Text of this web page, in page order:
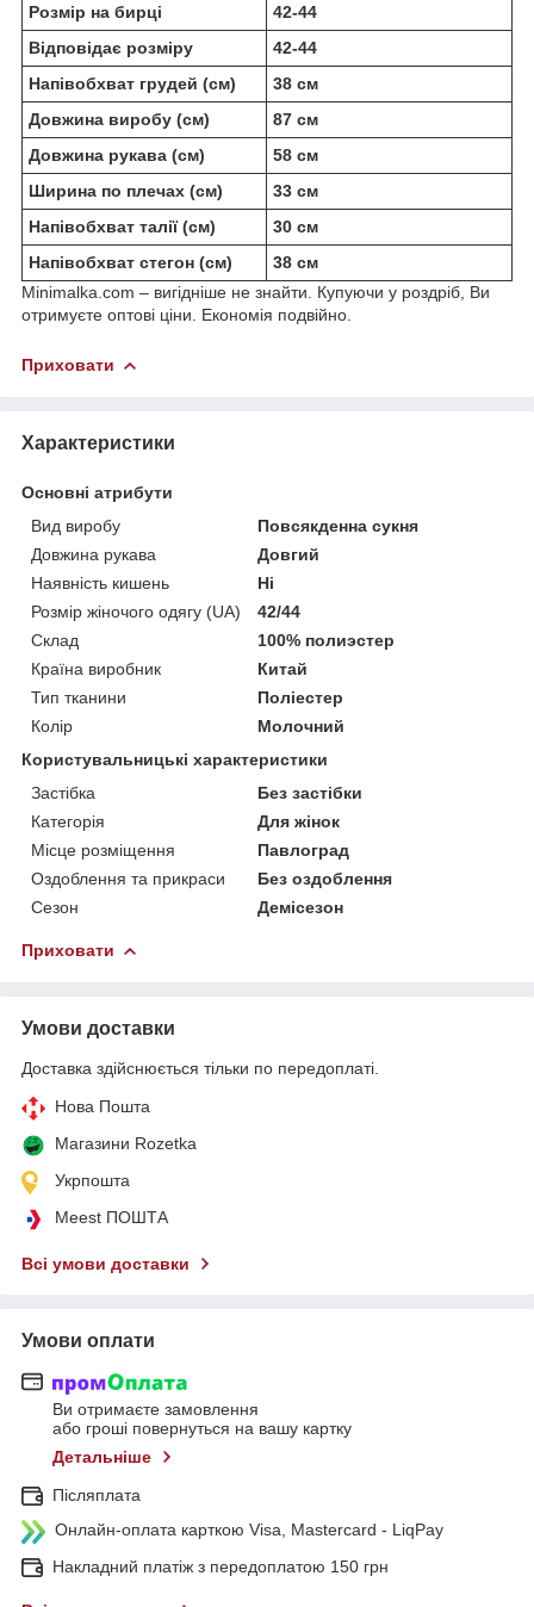
Розмір на бирці
42-44
Відповідає розміру
42-44
Напівобхват грудей (см)
38 см
Довжина виробу (см)
87 см
Довжина рукава (см)
58 см
Ширина по плечах (см)
33 см
Напівобхват талії (см)
30 см
Напівобхват стегон (см)
38 см
Minimalka.com – вигідніше не знайти. Купуючи у роздріб, Ви
отримуєте оптові ціни. Економія подвійно.
Приховати
Характеристики
Основні атрибути
Вид виробу
Повсякденна сукня
Довжина рукава
Довгий
Наявність кишень
Ні
Розмір жіночого одягу (UA)
42/44
Склад
100% полиэстер
Країна виробник
Китай
Тип тканини
Поліестер
Колір
Молочний
Користувальницькі характеристики
Застібка
Без застібки
Категорія
Для жінок
Місце розміщення
Павлоград
Оздоблення та прикраси
Без оздоблення
Сезон
Демісезон
Приховати
Умови доставки
Доставка здійснюється тільки по передоплаті.
Нова Пошта
Магазини Rozetka
Укрпошта
Meest ПОШТА
Всі умови доставки
Умови оплати
Ви отримаєте замовлення
або гроші повернуться на вашу картку
Детальніше
Післяплата
Онлайн-оплата карткою Visa, Mastercard - LiqPay
Накладний платіж з передоплатою 150 грн